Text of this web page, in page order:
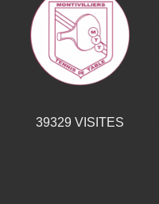
39329 VISITES